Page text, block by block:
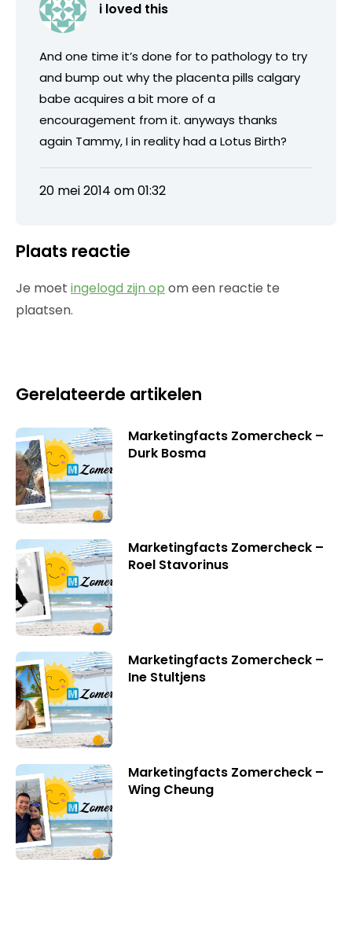
i loved this
And one time it’s done for to pathology to try
and bump out why the placenta pills calgary
babe acquires a bit more of a
encouragement from it. anyways thanks
again Tammy, I in reality had a Lotus Birth?
20 mei 2014 om 01:32
Plaats reactie
Je moet ingelogd zijn op om een reactie te
plaatsen.
Gerelateerde artikelen
Marketingfacts Zomercheck –
Durk Bosma
Marketingfacts Zomercheck –
Roel Stavorinus
Marketingfacts Zomercheck –
Ine Stultjens
Marketingfacts Zomercheck –
Wing Cheung